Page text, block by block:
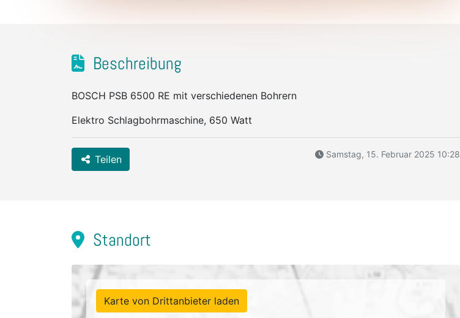
Beschreibung
BOSCH PSB 6500 RE mit verschiedenen Bohrern
Elektro Schlagbohrmaschine, 650 Watt
Teilen Samstag, 15. Februar 2025 10:28
Standort
Karte von Drittanbieter laden